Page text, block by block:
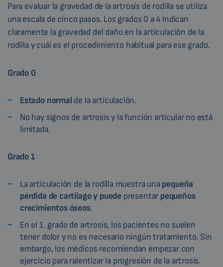
Para evaluar la gravedad de la artrosis de rodilla se utiliza
una escala de cinco pasos. Los grados 0 a 4 indican
claramente la gravedad del daño en la articulación de la
rodilla y cuál es el procedimiento habitual para ese grado.
Grado 0
Estado normal de la articulación.
No hay signos de artrosis y la función articular no está
limitada.
Grado 1
La articulación de la rodilla muestra unapequeña
pérdida de cartílago y puedepresentar pequeños
crecimientos óseos.
En el 1. grado de artrosis, los pacientes no suelen
tener dolor y no es necesario ningún tratamiento. Sin
embargo, los médicos recomiendan empezar con
ejercicio para ralentizar la progresión de la artrosis.